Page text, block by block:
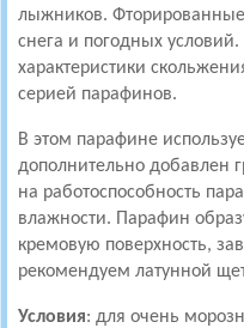
лыжников.
снега и погодных
характеристики
серией парафинов.
В этом парафине
дополнительно добавлен
на работоспособность
влажности.
Парафин
кремовую поверхность,
рекомендуем латунной
Условия: для очень